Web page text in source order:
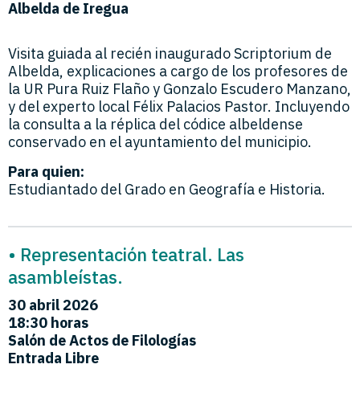
Albelda de Iregua
Visita guiada al recién inaugurado Scriptorium de
Albelda, explicaciones a cargo de los profesores de
la UR Pura Ruiz Flaño y Gonzalo Escudero Manzano,
y del experto local Félix Palacios Pastor. Incluyendo
la consulta a la réplica del códice albeldense
conservado en el ayuntamiento del municipio.
Para quien:
Estudiantado del Grado en Geografía e Historia.
• Representación teatral. Las
asambleístas.
30 abril 2026
18:30 horas
Salón de Actos de Filologías
Entrada Libre